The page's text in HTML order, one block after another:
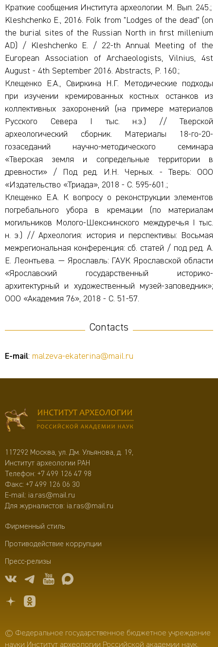
Краткие сообщения Института археологии. М. Вып. 245.;
Kleshchenko E., 2016. Folk from "Lodges of the dead" (on
the burial sites of the Russian North in first millenium
AD) / Kleshchenko E. / 22-th Annual Meeting of the
European Association of Archaeologists, Vilnius, 4st
August - 4th September 2016. Abstracts, Р. 160.;
Клещенко Е.А., Свиркина Н.Г. Методические подходы
при изучении кремированных костных останков из
коллективных захоронений (на примере материалов
Русского Севера I тыс. н.э.) // Тверской
археологический сборник. Материалы 18-го-20-
гозаседаний научно-методического семинара
«Тверская земля и сопредельные территории в
древности» / Под ред. И.Н. Черных. - Тверь: ООО
«Издательство «Триада», 2018 - С. 595-601.;
Клещенко Е.А. К вопросу о реконструкции элементов
погребального убора в кремации (по материалам
могильников Молого-Шекснинского междуречья I тыс.
н. э.) // Археология: история и перспективы: Восьмая
межрегиональная конференция: сб. статей / под ред. А.
Е. Леонтьева. — Ярославль: ГАУК Ярославской области
«Ярославский государственный историко-
архитектурный и художественный музей-заповедник»;
ООО «Академия 76», 2018 - С. 51-57.
Contacts
E-mail: malzeva-ekaterina@mail.ru
117292 Москва, ул. Дм. Ульянова, д. 19,
Институт археологии РАН
Телефон: +7 499 126 47 98
Факс: +7 499 126 06 30
E-mail: ia.ras@mail.ru
Для журналистов: ia.ras@mail.ru
Фирменный стиль
Противодействие коррупции
Пресс-релизы
© Федеральное государственное бюджетное учреждение
науки Институт археологии Российской академии наук,